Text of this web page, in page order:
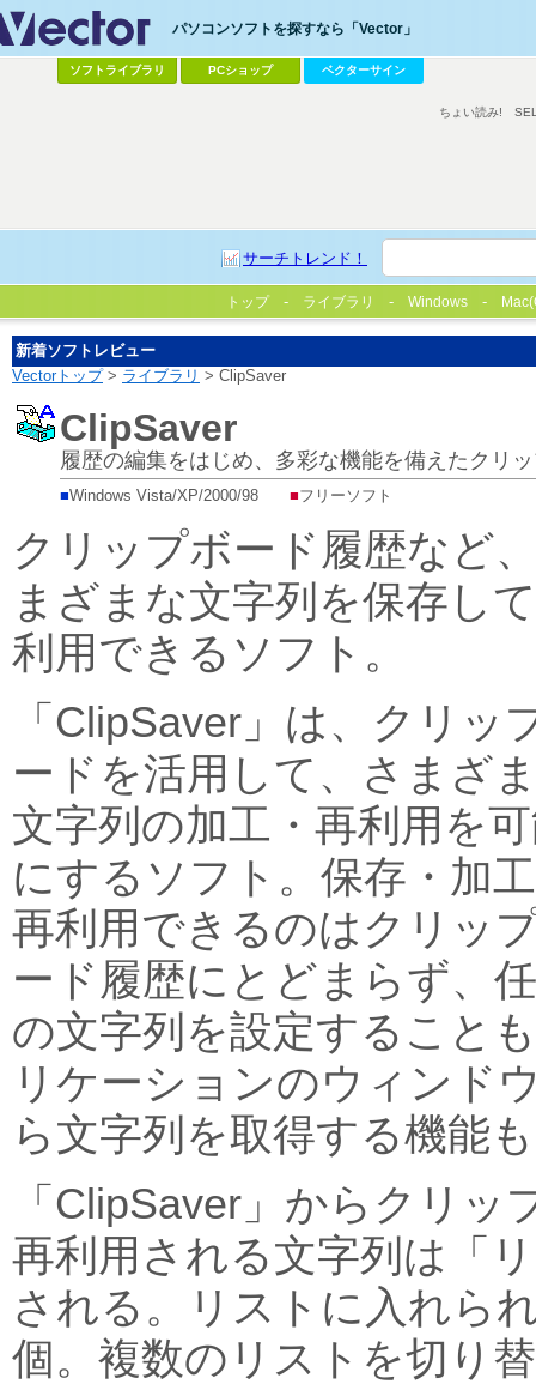
パソコンソフトを探すなら「Vector」
ソフトライブラリ PCショップ ベクターサイン
サーチトレンド！
ちょい読み!
トップ ライブラリ Windows
新着ソフトレビュー
Vectorトップ> ライブラリ > ClipSaver
ClipSaver
履歴の編集をはじめ、多彩な機能を備えたクリ
■Windows Vista/XP/2000/98 ■フリーソフト
クリップボード履歴など
まざまな文字列を保存し
利用できるソフト。
「ClipSaver」は、クリッ
ードを活用して、さまざ
文字列の加工・再利用を
にするソフト。保存・加
再利用できるのはクリッ
ード履歴にとどまらず、
の文字列を設定すること
リケーションのウィンド
ら文字列を取得する機能
「ClipSaver」からクリッ
再利用される文字列は「
される。リストに入れら
個。複数のリストを切り